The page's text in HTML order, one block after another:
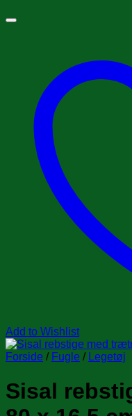
Add to Wishlist
Forside / Fugle / Legetøj
Sisal